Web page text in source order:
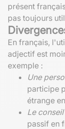
présent
pas toujours
En français,
adjectif est
exemple :
Une
participe
étrange
Le
passif en